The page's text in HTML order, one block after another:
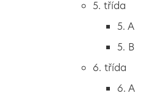
2. B
3. A
5. třída
5. A
5. B
6. třída
6. A